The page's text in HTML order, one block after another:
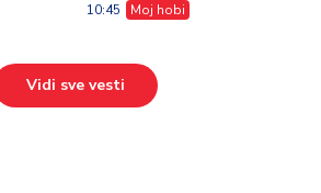
10:45 Moj hobi
Vidi sve vesti